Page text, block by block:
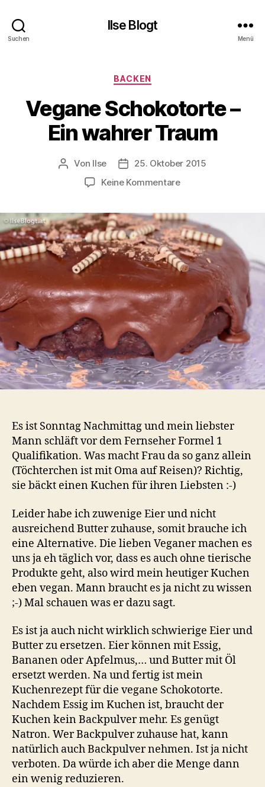
Suchen
Ilse Blogt
Menü
Kategorien
BACKEN
Vegane Schokotorte –
Ein wahrer Traum
Beitragsautor
Von Ilse Beitragsdatum
25. Oktober 2015
Keine Kommentarezu
–
Ein
wahrer
Traum
Es ist Sonntag Nachmittag und mein liebster
Mann schläft vor dem Fernseher Formel 1
Qualifikation. Was macht Frau da so ganz allein
(Töchterchen ist mit Oma auf Reisen)? Richtig,
sie bäckt einen Kuchen für ihren Liebsten :-)
Leider habe ich zuwenige Eier und nicht
ausreichend Butter zuhause, somit brauche ich
eine Alternative. Die lieben Veganer machen es
uns ja eh täglich vor, dass es auch ohne tierische
Produkte geht, also wird mein heutiger Kuchen
eben vegan. Mann braucht es ja nicht zu wissen
;-) Mal schauen was er dazu sagt.
Es ist ja auch nicht wirklich schwierige Eier und
Butter zu ersetzen. Eier können mit Essig,
Bananen oder Apfelmus,… und Butter mit Öl
ersetzt werden. Na und fertig ist mein
Kuchenrezept für die vegane Schokotorte.
Nachdem Essig im Kuchen ist, braucht der
Kuchen kein Backpulver mehr. Es genügt
Natron. Wer Backpulver zuhause hat, kann
natürlich auch Backpulver nehmen. Ist ja nicht
verboten. Da würde ich aber die Menge dann
ein wenig reduzieren.